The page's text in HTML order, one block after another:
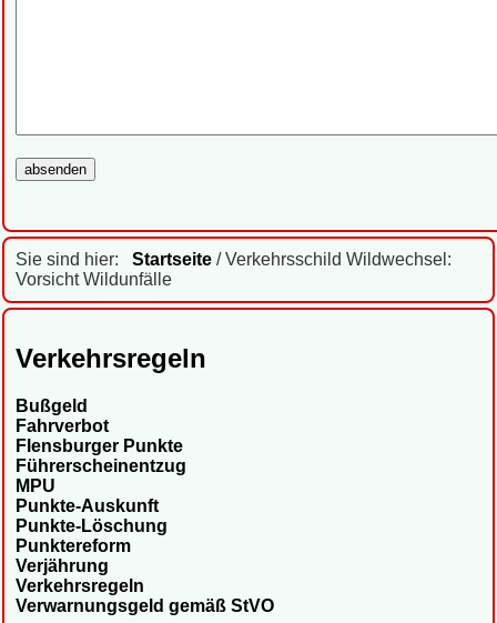
Sie sind hier: Startseite / Verkehrsschild Wildwechsel:
Vorsicht Wildunfälle
Verkehrsregeln
Bußgeld
Fahrverbot
Flensburger Punkte
Führerscheinentzug
MPU
Punkte-Auskunft
Punkte-Löschung
Punktereform
Verjährung
Verkehrsregeln
Verwarnungsgeld gemäß StVO